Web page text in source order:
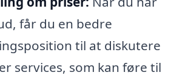
får du en bedre
til at diskutere
services, som kan føre til